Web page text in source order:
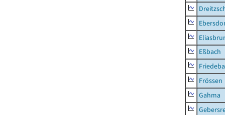
Eßbach
Frössen
Gahma